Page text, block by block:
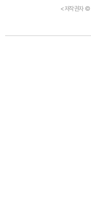
<저작권자 ©